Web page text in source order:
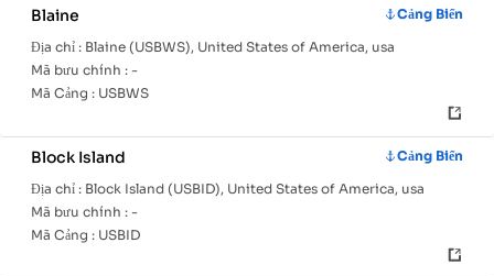
Blaine
Cảng Biển
Địa chỉ : Blaine (USBWS), United States of America, usa
Mã bưu chính : -
Mã Cảng : USBWS
Block Island
Cảng Biển
Địa chỉ : Block Island (USBID), United States of America, usa
Mã bưu chính : -
Mã Cảng : USBID